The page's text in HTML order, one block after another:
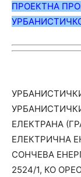
ПРОЕКТНА
УРБАНИСТИЧ
ЕЛЕКТРАНА
ЕЛЕКТРИЧНА
СОНЧЕВА
2524/1, КО